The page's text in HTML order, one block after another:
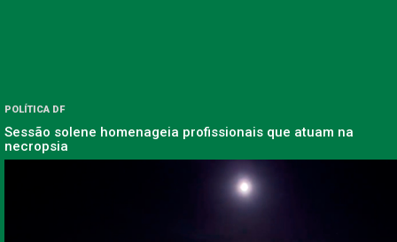
POLÍTICA DF
Sessão solene homenageia profissionais que atuam na
necropsia